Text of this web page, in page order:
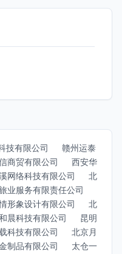
技有限公司
赣州运泰
商贸有限公司
西安华
网络科技有限公司
北
业服务有限责任公司
形象设计有限公司
北
晨科技有限公司
昆明
科技有限公司
北京月
制品有限公司
太仓一